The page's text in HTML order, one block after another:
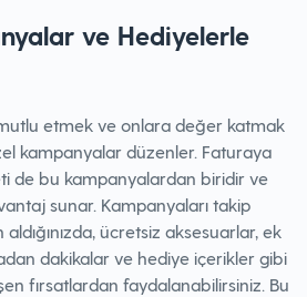
ve Hediyelerle
etmek ve onlara değer katmak
kampanyalar düzenler. Faturaya
de bu kampanyalardan biridir ve
sunar. Kampanyaları takip
ücretsiz aksesuarlar, ek
dakikalar ve hediye içerikler gibi
fırsatlardan faydalanabilirsiniz. Bu